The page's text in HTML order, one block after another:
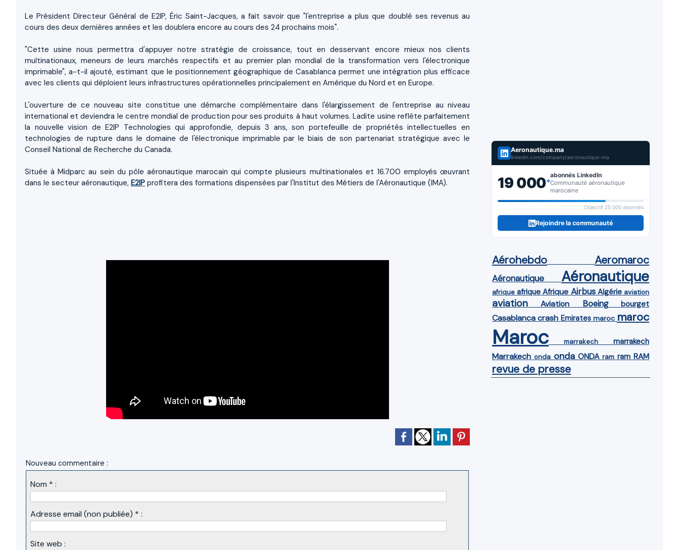
Le Président Directeur Général de E2IP, Éric Saint-Jacques, a fait savoir que "l'entreprise a plus que doublé ses revenus au
cours des deux dernières années et les doublera encore au cours des 24 prochains mois".
"Cette usine nous permettra d'appuyer notre stratégie de croissance, tout en desservant encore mieux nos clients
multinationaux, meneurs de leurs marchés respectifs et au premier plan mondial de la transformation vers l'électronique
imprimable", a-t-il ajouté, estimant que le positionnement géographique de Casablanca permet une intégration plus efficace
avec les clients qui déploient leurs infrastructures opérationnelles principalement en Amérique du Nord et en Europe.
L'ouverture de ce nouveau site constitue une démarche complémentaire dans l'élargissement de l'entreprise au niveau
international et deviendra le centre mondial de production pour ses produits à haut volumes. Ladite usine reflète parfaitement
la nouvelle vision de E2IP Technologies qui approfondie, depuis 3 ans, son portefeuille de propriétés intellectuelles en
technologies de rupture dans le domaine de l'électronique imprimable par le biais de son partenariat stratégique avec le
Conseil National de Recherche du Canada.
Située à Midparc au sein du pôle aéronautique marocain qui compte plusieurs multinationales et 16.700 employés œuvrant
dans le secteur aéronautique, E2IP profitera des formations dispensées par l'Institut des Métiers de l'Aéronautique (IMA).
Nouveau commentaire :
Nom * :
Adresse email (non publiée) * :
Site web :
Aeronautique.ma
linkedin.com/company/aeronautique-ma
19 000+
abonnés LinkedIn
Communauté aéronautique
marocaine
Objectif 25 000 abonnés
Rejoindre la communauté
Aérohebdo Aeromaroc
Aéronautique Aéronautique
afrique afrique Afrique Airbus Algérie aviation
aviation Aviation Boeing bourget
Casablanca crash Emirates maroc maroc
Maroc marrakech marrakech
Marrakech onda onda ONDA ram ram RAM
revue de presse